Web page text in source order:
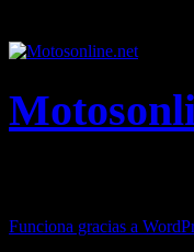
Funciona gracias a